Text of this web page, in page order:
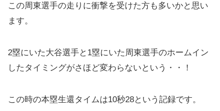
この周東選手の走りに衝撃を受けた方も多いかと思い
ます。
2塁にいた大谷選手と1塁にいた周東選手のホームイン
したタイミングがさほど変わらないという・・！
この時の本塁生還タイムは10秒28という記録です。